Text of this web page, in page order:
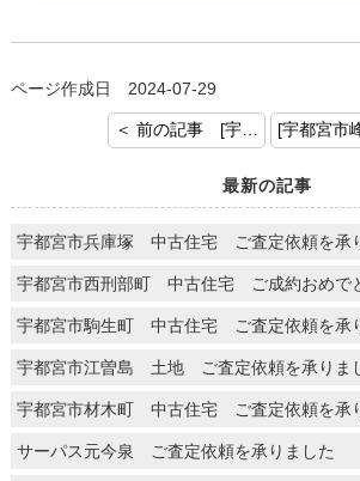
ページ作成日 2024-07-29
＜ 前の記事 [宇都宮市野沢町 中古住宅 ご売却 ご成約おめでとうございます]
最新の記事
宇都宮市兵庫塚 中古住宅 ご査定依頼を承
宇都宮市西刑部町 中古住宅 ご成約おめで
宇都宮市駒生町 中古住宅 ご査定依頼を承
宇都宮市江曽島 土地 ご査定依頼を承りま
宇都宮市材木町 中古住宅 ご査定依頼を承
サーパス元今泉 ご査定依頼を承りました